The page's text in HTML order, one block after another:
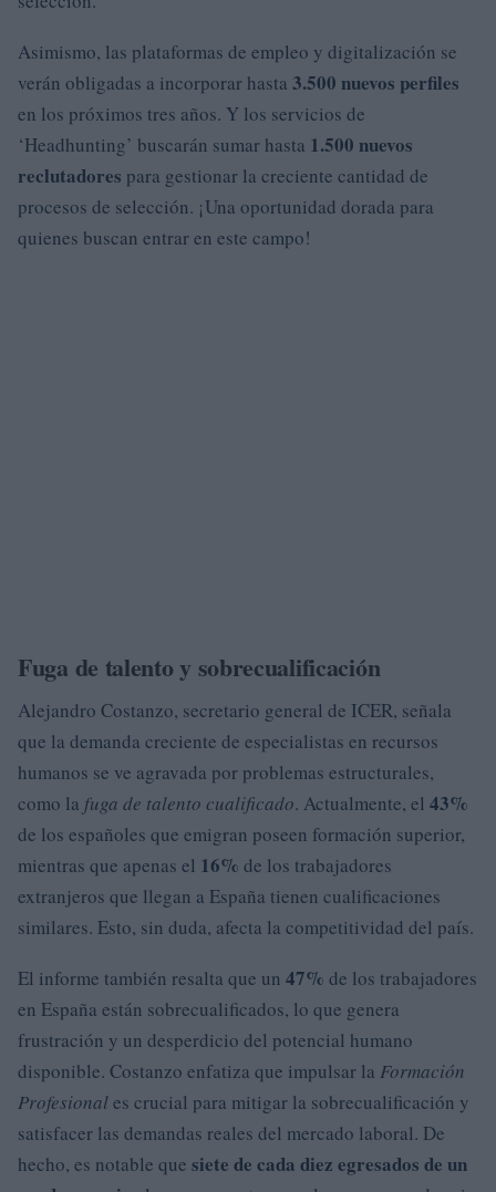
Asimismo, las plataformas de empleo y digitalización se
verán obligadas a incorporar hasta 3.500 nuevos perfiles
en los próximos tres años. Y los servicios de
‘Headhunting’ buscarán sumar hasta 1.500 nuevos
reclutadores para gestionar la creciente cantidad de
procesos de selección. ¡Una oportunidad dorada para
quienes buscan entrar en este campo!
Fuga de talento y sobrecualificación
Alejandro Costanzo, secretario general de ICER, señala
que la demanda creciente de especialistas en recursos
humanos se ve agravada por problemas estructurales,
como la fuga de talento cualificado. Actualmente, el 43%
de los españoles que emigran poseen formación superior,
mientras que apenas el 16% de los trabajadores
extranjeros que llegan a España tienen cualificaciones
similares. Esto, sin duda, afecta la competitividad del país.
El informe también resalta que un 47% de los trabajadores
en España están sobrecualificados, lo que genera
frustración y un desperdicio del potencial humano
disponible. Costanzo enfatiza que impulsar la Formación
Profesionales crucial para mitigar la sobrecualificación y
satisfacer las demandas reales del mercado laboral. De
hecho, es notable que siete de cada diez egresados de un